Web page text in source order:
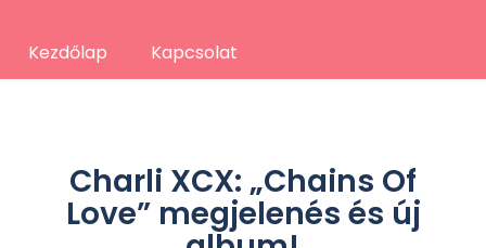
Kezdőlap Kapcsolat
Charli XCX: „Chains Of
Love” megjelenés és új